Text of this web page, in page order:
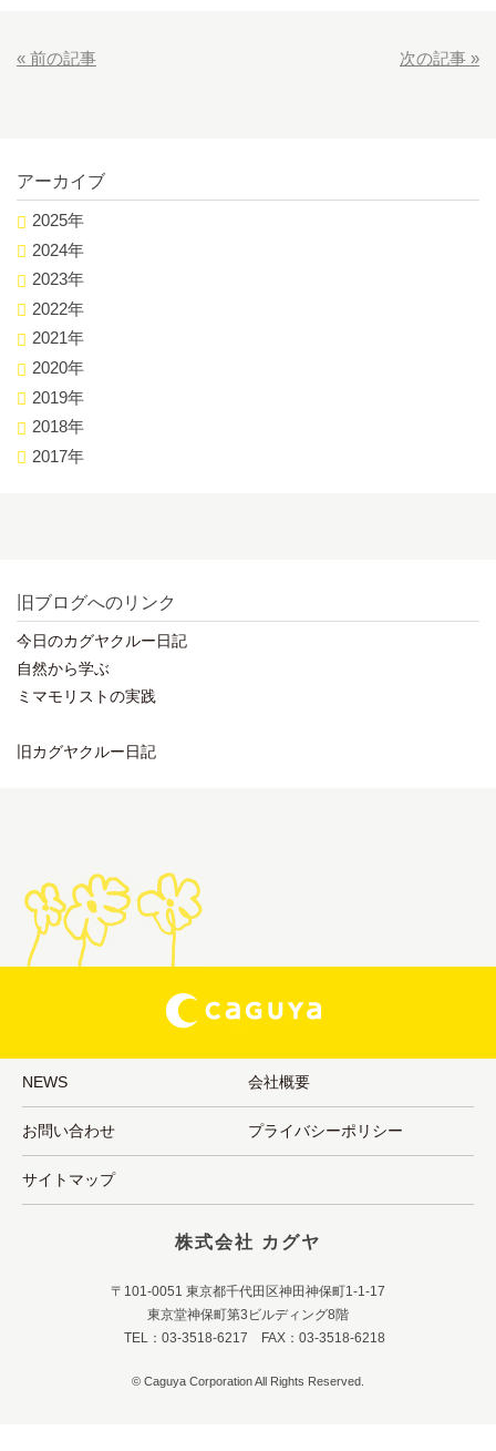
« 前の記事 次の記事 »
アーカイブ
2025年
2024年
2023年
2022年
2021年
2020年
2019年
2018年
2017年
旧ブログへのリンク
今日のカグヤクルー日記
自然から学ぶ
ミマモリストの実践
旧カグヤクルー日記
NEWS 会社概要
お問い合わせ プライバシーポリシー
サイトマップ
株式会社 カグヤ
〒101-0051 東京都千代田区神田神保町1-1-17
東京堂神保町第3ビルディング8階
TEL：03-3518-6217 FAX：03-3518-6218
© Caguya Corporation All Rights Reserved.